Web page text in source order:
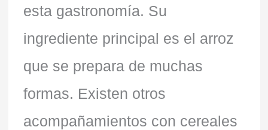
esta gastronomía. Su
ingrediente principal es el arroz
que se prepara de muchas
formas. Existen otros
acompañamientos con cereales